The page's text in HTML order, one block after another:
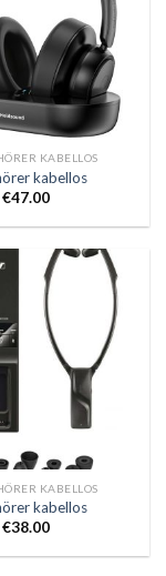
KABELLOS
kabellos
€47.00
KABELLOS
kabellos
€38.00